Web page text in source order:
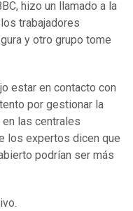
hizo un llamado a la
trabajadores
y otro grupo tome
estar en contacto con
por gestionar la
las centrales
los expertos dicen que
podrían ser más